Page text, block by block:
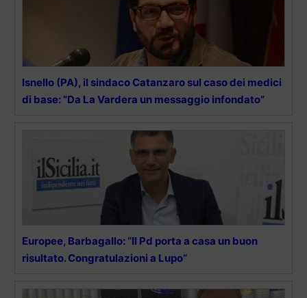
Isnello (PA), il sindaco Catanzaro sul caso dei medici
di base: “Da La Vardera un messaggio infondato”
Europee, Barbagallo: “Il Pd porta a casa un buon
risultato. Congratulazioni a Lupo”